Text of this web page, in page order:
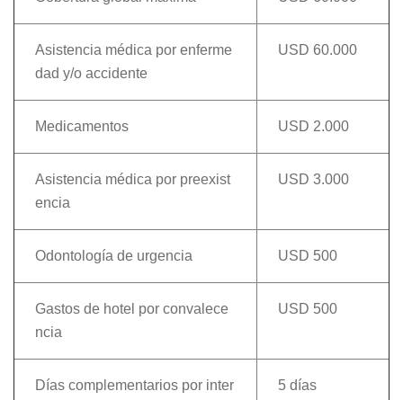
Asistencia médica por enferme
dad y/o accidente
USD 60.000
Medicamentos USD 2.000
Asistencia médica por preexist
encia
USD 3.000
Odontología de urgencia USD 500
Gastos de hotel por convalece
ncia
USD 500
Días complementarios por inter
5 días